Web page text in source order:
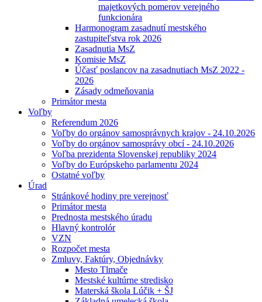
majetkových pomerov verejného
funkcionára
Harmonogram zasadnutí mestského
zastupiteľstva rok 2026
Zasadnutia MsZ
Komisie MsZ
Účasť poslancov na zasadnutiach MsZ 2022 -
2026
Zásady odmeňovania
Primátor mesta
Voľby
Referendum 2026
Voľby do orgánov samosprávnych krajov - 24.10.2026
Voľby do orgánov samosprávy obcí - 24.10.2026
Voľba prezidenta Slovenskej republiky 2024
Voľby do Európskeho parlamentu 2024
Ostatné voľby
Úrad
Stránkové hodiny pre verejnosť
Primátor mesta
Prednosta mestského úradu
Hlavný kontrolór
VZN
Rozpočet mesta
Zmluvy, Faktúry, Objednávky
Mesto Tlmače
Mestské kultúrne stredisko
Materská škola Lúčik + ŠJ